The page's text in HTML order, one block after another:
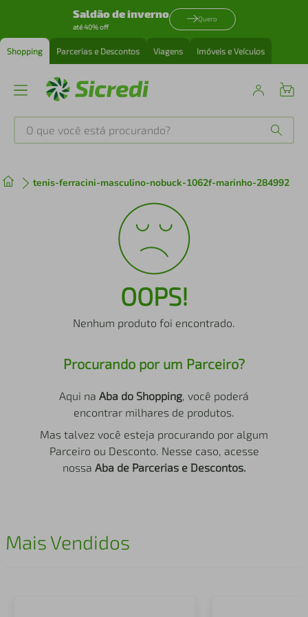
Saldão de inverno
até 40% off
Quero
Shopping Parcerias e Descontos Viagens Imóveis e Veículos
O que você está procurando?
tenis-ferracini-masculino-nobuck-1062f-marinho-284992
OOPS!
Nenhum produto foi encontrado.
Procurando por um Parceiro?
Aqui na Aba do Shopping, você poderá
encontrar milhares de produtos.
Mas talvez você esteja procurando por algum
Parceiro ou Desconto. Nesse caso, acesse
nossa Aba de Parcerias e Descontos.
Mais Vendidos